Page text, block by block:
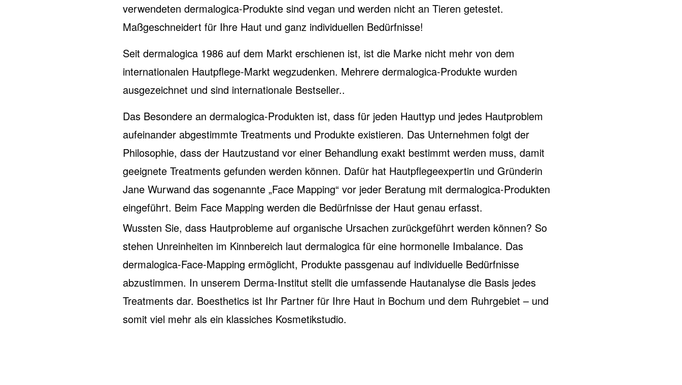
verwendeten dermalogica-Produkte sind vegan und werden nicht an Tieren getestet.
Maßgeschneidert für Ihre Haut und ganz individuellen Bedürfnisse!
Seit dermalogica 1986 auf dem Markt erschienen ist, ist die Marke nicht mehr von dem
internationalen Hautpflege-Markt wegzudenken. Mehrere dermalogica-Produkte wurden
ausgezeichnet und sind internationale Bestseller..
Das Besondere an dermalogica-Produkten ist, dass für jeden Hauttyp und jedes Hautproblem
aufeinander abgestimmte Treatments und Produkte existieren. Das Unternehmen folgt der
Philosophie, dass der Hautzustand vor einer Behandlung exakt bestimmt werden muss, damit
geeignete Treatments gefunden werden können. Dafür hat Hautpflegeexpertin und Gründerin
Jane Wurwand das sogenannte „Face Mapping“ vor jeder Beratung mit dermalogica-Produkten
eingeführt. Beim Face Mapping werden die Bedürfnisse der Haut genau erfasst.
Wussten Sie, dass Hautprobleme auf organische Ursachen zurückgeführt werden können? So
stehen Unreinheiten im Kinnbereich laut dermalogica für eine hormonelle Imbalance. Das
dermalogica-Face-Mapping ermöglicht, Produkte passgenau auf individuelle Bedürfnisse
abzustimmen. In unserem Derma-Institut stellt die umfassende Hautanalyse die Basis jedes
Treatments dar. Boesthetics ist Ihr Partner für Ihre Haut in Bochum und dem Ruhrgebiet – und
somit viel mehr als ein klassiches Kosmetikstudio.